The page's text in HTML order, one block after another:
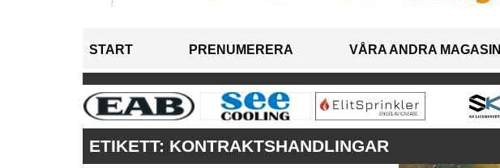
START PRENUMERERA VÅRA ANDRA MAGASIN
ETIKETT: KONTRAKTSHANDLINGAR